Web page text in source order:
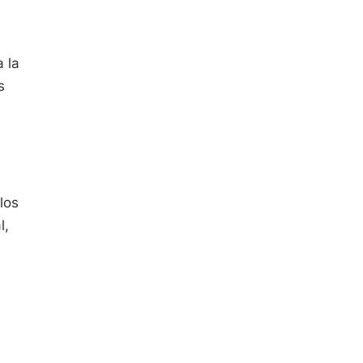
la